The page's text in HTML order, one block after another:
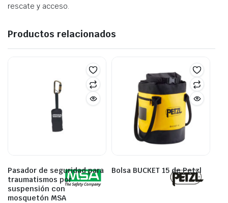
rescate y acceso.
Productos relacionados
Pasador de seguridad para
traumatismos por
suspensión con
mosquetón MSA
Bolsa BUCKET 15 de Petzl